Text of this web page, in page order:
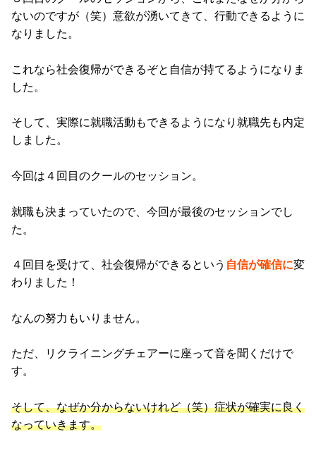
ないのですが（笑）意欲が湧いてきて、行動できるように
なりました。
これなら社会復帰ができるぞと自信が持てるようになりま
した。
そして、実際に就職活動もできるようになり就職先も内定
しました。
今回は４回目のクールのセッション。
就職も決まっていたので、今回が最後のセッションでし
た。
４回目を受けて、社会復帰ができるという 自信が確信に変
わりました！
なんの努力もいりません。
ただ、リクライニングチェアーに座って音を聞くだけで
す。
そして、なぜか分からないけれど（笑）症状が確実に良く
なっていきます。